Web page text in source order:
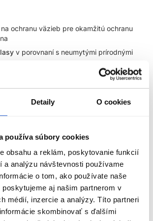
Detaily O cookies
používa súbory cookies
obsahu a reklám, poskytovanie funkcií
a analýzu návštevnosti používame
o tom, ako používate naše
aj našim partnerom v
médií, inzercie a analýzy. Títo partneri
skombinovať s ďalšími
ochranu väzieb pre okamžitú ochranu
v porovnaní s neumytými prírodnými
+ bledne v tóne
jednoliate, prelínané, bohaté farebné
ktoré chcú pravidelne meniť svoju farbu
1 Super Sync +3% krémový oxidant Matrix
z 80% vysušené vlasy
ZOBRAZIŤ VIAC